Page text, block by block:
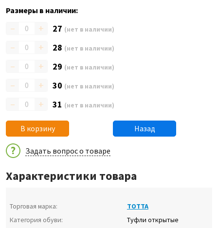
Размеры в наличии:
– + 27 (нет в наличии)
– + 28 (нет в наличии)
– + 29 (нет в наличии)
– + 30 (нет в наличии)
– + 31 (нет в наличии)
В корзину Назад
Задать вопрос о товаре
Характеристики товара
Торговая марка:
ТОТТА
Категория обуви:
Туфли открытые